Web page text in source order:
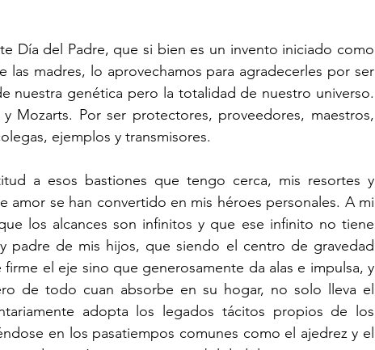
Día del Padre, que si bien es un invento iniciado como
las madres, lo aprovechamos para agradecerles por ser
nuestra genética pero la totalidad de nuestro universo.
Mozarts. Por ser protectores, proveedores, maestros,
ejemplos y transmisores.
a esos bastiones que tengo cerca, mis resortes y
amor se han convertido en mis héroes personales. A mi
los alcances son infinitos y que ese infinito no tiene
padre de mis hijos, que siendo el centro de gravedad
el eje sino que generosamente da alas e impulsa, y
de todo cuan absorbe en su hogar, no solo lleva el
adopta los legados tácitos propios de los
en los pasatiempos comunes como el ajedrez y el